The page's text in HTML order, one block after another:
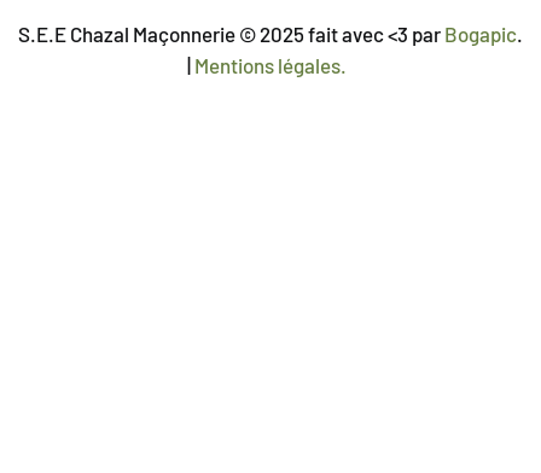
S.E.E Chazal Maçonnerie © 2025 fait avec <3 par Bogapic
| Mentions légales.